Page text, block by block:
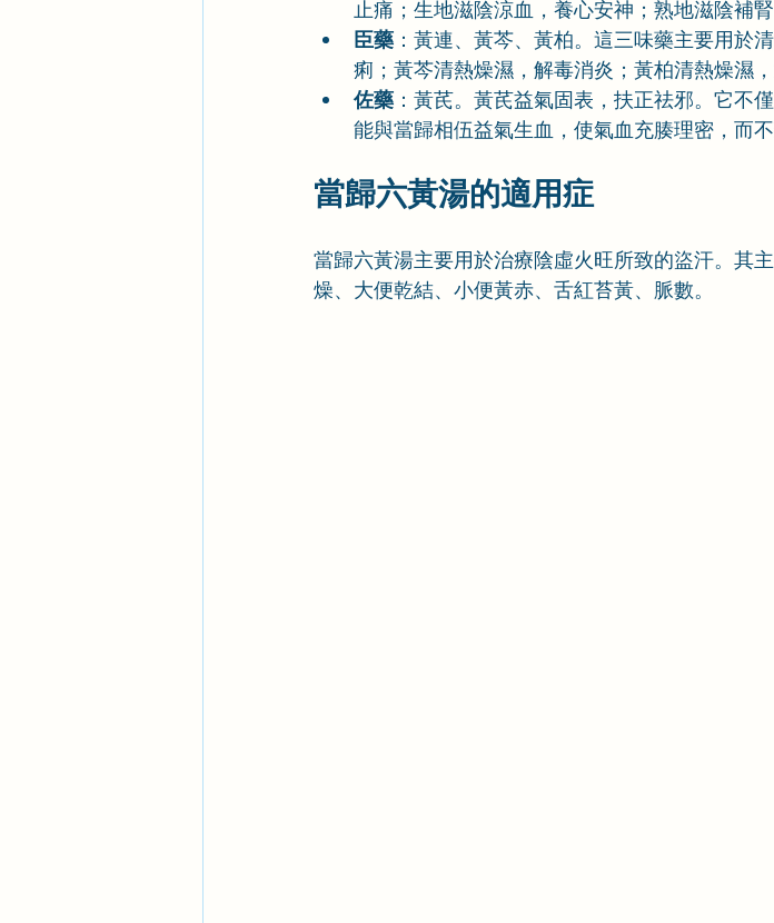
止痛；生地滋陰涼血，養心安神；熟地滋陰補腎
臣藥 ：黃連、黃芩、黃柏。這三味藥主要用於
痢；黃芩清熱燥濕，解毒消炎；黃柏清熱燥濕，
佐藥 ：黃芪。黃芪益氣固表，扶正祛邪。它不
能與當歸相伍益氣生血，使氣血充腠理密，而不
當歸六黃湯的適用症
當歸六黃湯主要用於治療陰虛火旺所致的盜汗。其
燥、大便乾結、小便黃赤、舌紅苔黃、脈數。